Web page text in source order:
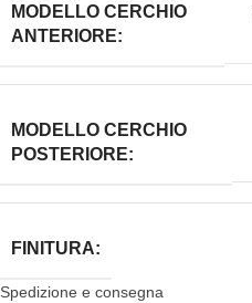
MODELLO CERCHIO
ANTERIORE:
MODELLO CERCHIO
POSTERIORE:
FINITURA:
Spedizione e consegna